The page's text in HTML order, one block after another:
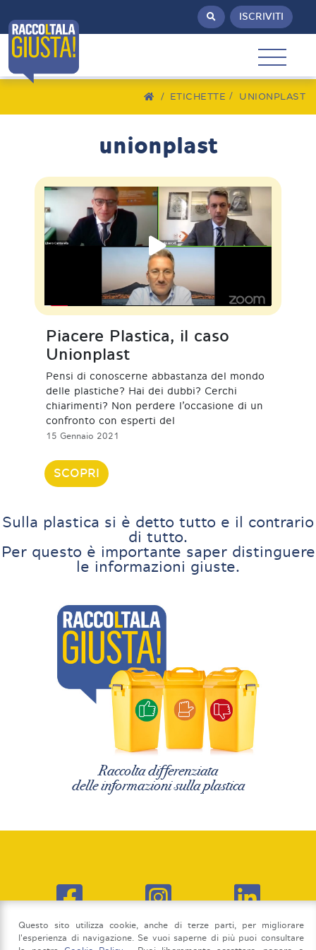
ISCRIVITI
/ ETICHETTE UNIONPLAST
unionplast
Piacere Plastica, il caso
Unionplast
Pensi di conoscerne abbastanza del mondo
delle plastiche? Hai dei dubbi? Cerchi
chiarimenti? Non perdere l’occasione di un
confronto con esperti del
15 Gennaio 2021
SCOPRI
Sulla plastica si è detto tutto e il contrario
di tutto.
Per questo è importante saper distinguere
le informazioni giuste.
Raccolta differenziata
delle informazioni sulla plastica
Questo sito utilizza cookie, anche di terze parti, per migliorare
l'esperienza di navigazione. Se vuoi saperne di più puoi consultare